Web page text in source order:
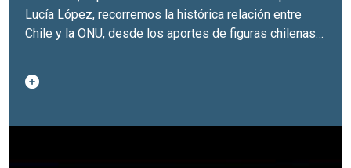
Lucía López, recorremos la histórica relación entre
Chile y la ONU, desde los aportes de figuras chilenas
multilaterales del presente.
Conversan en este capítulo Antonia Urrejola, ex
relaciones internacionales en Chile, y María Ignacia